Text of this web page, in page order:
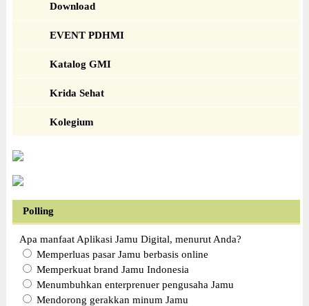
Download
EVENT PDHMI
Katalog GMI
Krida Sehat
Kolegium
Polling
Apa manfaat Aplikasi Jamu Digital, menurut Anda?
Memperluas pasar Jamu berbasis online
Memperkuat brand Jamu Indonesia
Menumbuhkan enterprenuer pengusaha Jamu
Mendorong gerakkan minum Jamu